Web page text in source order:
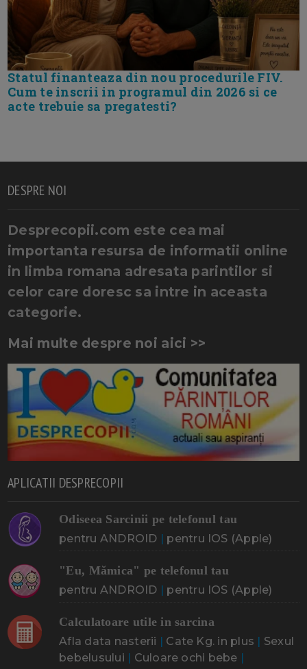
Statul finanteaza din nou procedurile FIV.
Cum te inscrii in programul din 2026 si ce
acte trebuie sa pregatesti?
DESPRE NOI
Desprecopii.com este cea mai
importanta resursa de informatii online
in limba romana adresata parintilor si
celor care doresc sa intre in aceasta
categorie.
Mai multe despre noi aici >>
APLICATII DESPRECOPII
Odiseea Sarcinii pe telefonul tau
pentru ANDROID | pentru IOS (Apple)
"Eu, Mămica" pe telefonul tau
pentru ANDROID | pentru IOS (Apple)
Calculatoare utile in sarcina
Afla data nasterii | Cate Kg. in plus | Sexul
bebelusului | Culoare ochi bebe |